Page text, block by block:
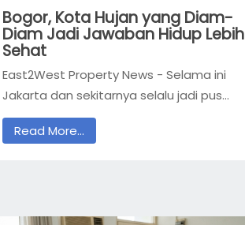
Bogor, Kota Hujan yang Diam-
Diam Jadi Jawaban Hidup Lebih
Sehat
East2West Property News - Selama ini
Jakarta dan sekitarnya selalu jadi pus...
Read More...